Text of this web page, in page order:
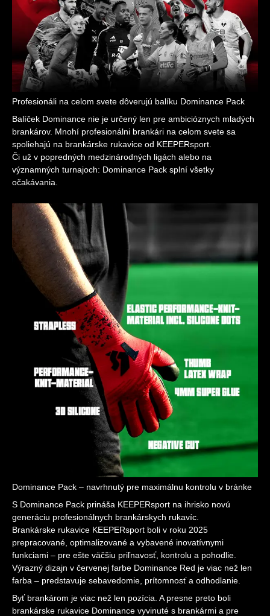
Profesionáli na celom svete dôverujú balíku Dominance Pack
Balíček Dominance nie je určený len pre ambicióznych mladých
brankárov. Mnohí profesionálni brankári na celom svete sa
spoliehajú na brankárske rukavice od KEEPERsport.
Či už v popredných medzinárodných ligách alebo na
významných turnajoch: Dominance Pack splní všetky
očakávania.
Dominance Pack – navrhnutý pre maximálnu kontrolu v bránke
S Dominance Pack prináša KEEPERsport na ihrisko novú
generáciu profesionálnych brankárskych rukavíc.
Brankárske rukavice KEEPERsport boli v roku 2025
prepracované, optimalizované a vybavené inovatívnymi
funkciami – pre ešte väčšiu priľnavosť, kontrolu a pohodlie.
Výrazný dizajn v červenej farbe Dominance Red je viac než len
farba – predstavuje sebavedomie, prítomnosť a odhodlanie.
Byť brankárom je viac než len pozícia. A presne preto boli
brankárske rukavice Dominance vyvinuté s brankármi a pre